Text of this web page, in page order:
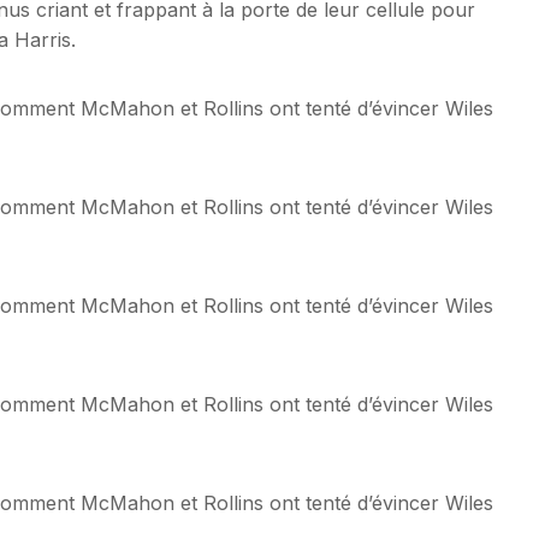
criant et frappant à la porte de leur cellule pour
Harris.
McMahon et Rollins ont tenté d’évincer Wiles
McMahon et Rollins ont tenté d’évincer Wiles
McMahon et Rollins ont tenté d’évincer Wiles
McMahon et Rollins ont tenté d’évincer Wiles
McMahon et Rollins ont tenté d’évincer Wiles